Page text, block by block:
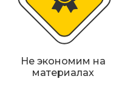
Не экономим на
материалах